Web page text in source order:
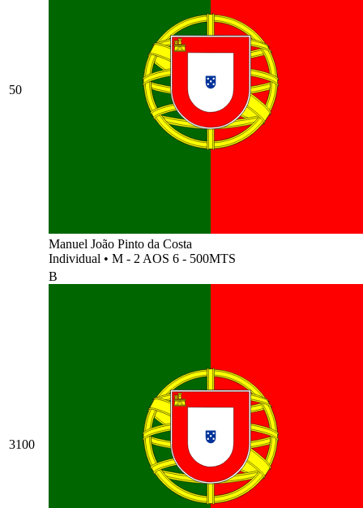
50
Manuel João Pinto da Costa
Individual • M - 2 AOS 6 - 500MTS
3100
B